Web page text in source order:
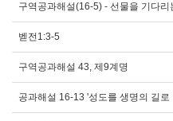
구역공과해설(16-5) - 선물을 기다리
벧전1:3-5
구역공과해설 43, 제9계명
공과해설 16-13 '성도를 생명의 길